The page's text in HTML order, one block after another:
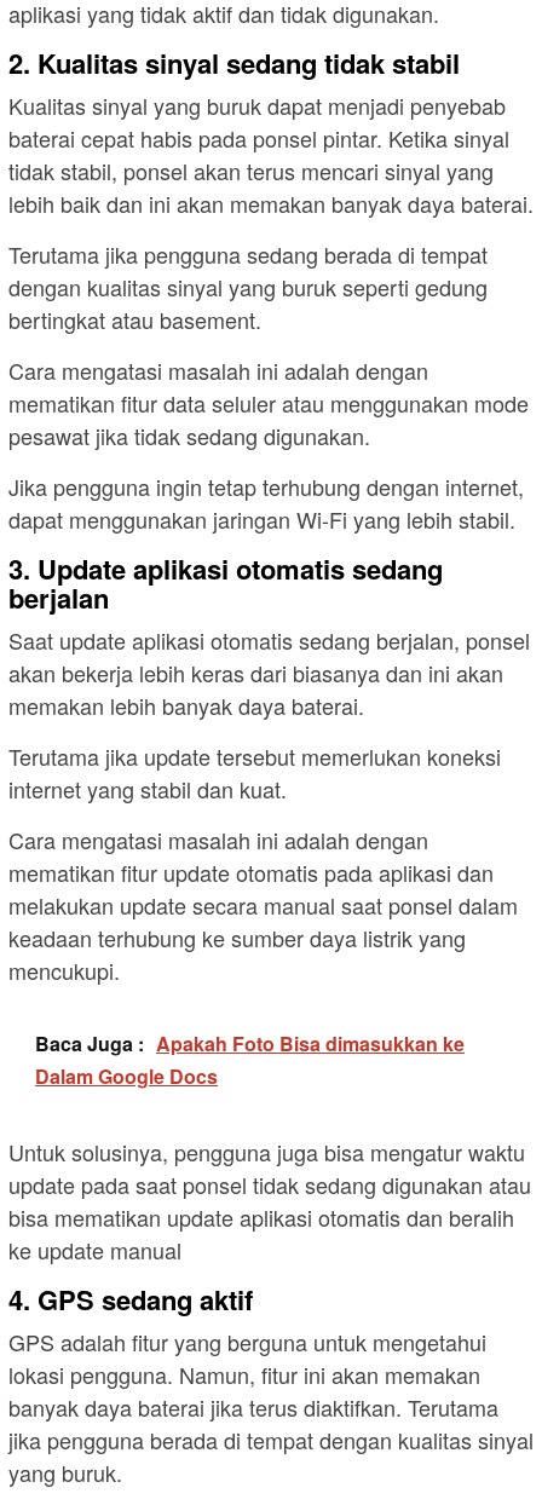
aplikasi yang tidak aktif dan tidak digunakan.
2. Kualitas sinyal sedang tidak stabil
Kualitas sinyal yang buruk dapat menjadi penyebab
baterai cepat habis pada ponsel pintar. Ketika sinyal
tidak stabil, ponsel akan terus mencari sinyal yang
lebih baik dan ini akan memakan banyak daya baterai.
Terutama jika pengguna sedang berada di tempat
dengan kualitas sinyal yang buruk seperti gedung
bertingkat atau basement.
Cara mengatasi masalah ini adalah dengan
mematikan fitur data seluler atau menggunakan mode
pesawat jika tidak sedang digunakan.
Jika pengguna ingin tetap terhubung dengan internet,
dapat menggunakan jaringan Wi-Fi yang lebih stabil.
3. Update aplikasi otomatis sedang
berjalan
Saat update aplikasi otomatis sedang berjalan, ponsel
akan bekerja lebih keras dari biasanya dan ini akan
memakan lebih banyak daya baterai.
Terutama jika update tersebut memerlukan koneksi
internet yang stabil dan kuat.
Cara mengatasi masalah ini adalah dengan
mematikan fitur update otomatis pada aplikasi dan
melakukan update secara manual saat ponsel dalam
keadaan terhubung ke sumber daya listrik yang
mencukupi.
Baca Juga : Apakah Foto Bisa dimasukkan ke
Dalam Google Docs
Untuk solusinya, pengguna juga bisa mengatur waktu
update pada saat ponsel tidak sedang digunakan atau
bisa mematikan update aplikasi otomatis dan beralih
ke update manual
4. GPS sedang aktif
GPS adalah fitur yang berguna untuk mengetahui
lokasi pengguna. Namun, fitur ini akan memakan
banyak daya baterai jika terus diaktifkan. Terutama
jika pengguna berada di tempat dengan kualitas sinyal
yang buruk.